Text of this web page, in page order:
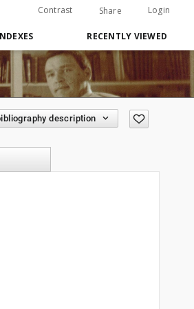
Contrast Share Login
RECENTLY VIEWED
description